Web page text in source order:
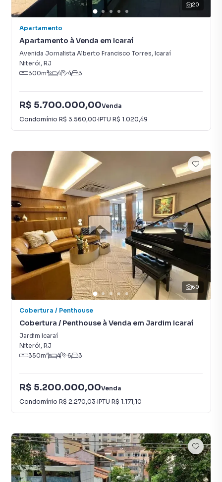
20
Apartamento
Apartamento à Venda em Icaraí
Avenida Jornalista Alberto Francisco Torres, Icaraí
Niterói, RJ
300m² 4 4 3
R$ 5.700.000,00Venda
Condomínio R$ 3.560,00·IPTU R$ 1.020,49
60
Cobertura / Penthouse
Cobertura / Penthouse à Venda em Jardim Icaraí
Jardim Icaraí
Niterói, RJ
350m² 4 6 3
R$ 5.200.000,00Venda
Condomínio R$ 2.270,03·IPTU R$ 1.171,10